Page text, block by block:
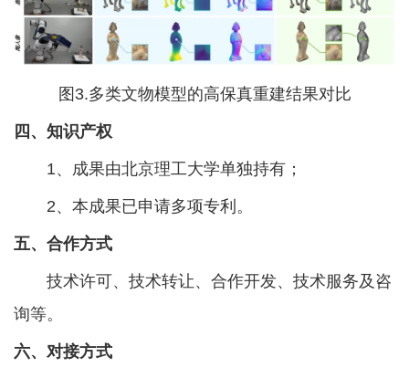
图3.多类文物模型的高保真重建结果对比
四、知识产权
1、成果由北京理工大学单独持有；
2、本成果已申请多项专利。
五、合作方式
技术许可、技术转让、合作开发、技术服务及咨
询等。
六、对接方式